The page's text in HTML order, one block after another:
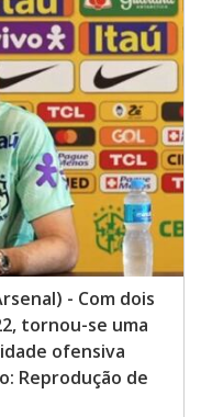
- Com dois
tornou-se uma
ofensiva
Reprodução de